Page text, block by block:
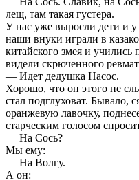
лещ, там такая густера.
У нас уже выросли дети и
наши внуки играли в
китайского змея и учились
видели скрюченного
— Идет дедушка Насос.
Хорошо, что он этого не
стал подглуховат. Бывало,
оранжевую лавочку,
старческим голосом
— На Сось?
Мы ему:
— На Волгу.
А он: